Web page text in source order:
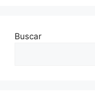
Buscar